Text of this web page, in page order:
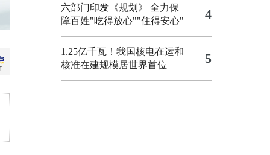
六部门印发《规划》 全力保
障百姓"吃得放心""住得安心"
4
1.25亿千瓦！我国核电在运和
核准在建规模居世界首位
5